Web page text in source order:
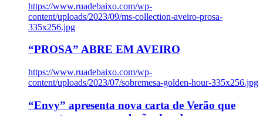
https://www.ruadebaixo.com/wp-
content/uploads/2023/09/ms-collection-aveiro-prosa-
335x256.jpg
“PROSA” ABRE EM AVEIRO
https://www.ruadebaixo.com/wp-
content/uploads/2023/07/sobremesa-golden-hour-335x256.jpg
“Envy” apresenta nova carta de Verão que